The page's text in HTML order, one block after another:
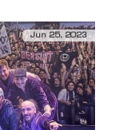
Jun 25, 2023